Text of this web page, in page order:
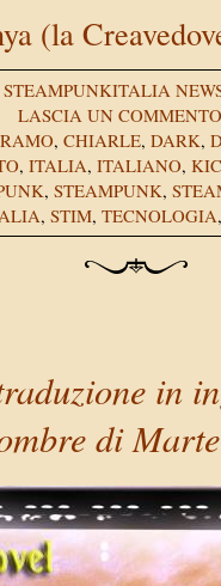
(la
STEAMPUNKITALIA
LASCIA UN COMMENTO
, CHIARLE, DARK,
, ITALIA, ITALIANO,
, STEAMPUNK,
, STIM, TECNOLOGIA
in
di